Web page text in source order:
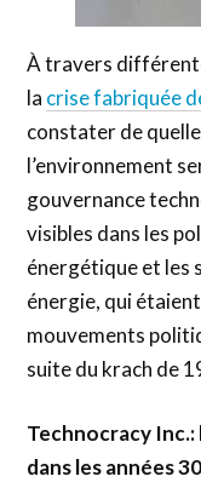
À travers
la crise fabriquée
constater de
l’environnement
gouvernance
visibles dans les
énergétique et les
énergie, qui
mouvements
suite du krach de
Technocracy
dans les années 30